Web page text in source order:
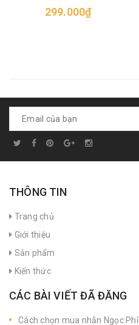
299.000₫
THÔNG TIN
Trang chủ
Giới thiệu
Sản phẩm
Kiến thức
CÁC BÀI VIẾT ĐÃ ĐĂNG
Cách chọn mua nhẫn Ngọc Phỉ